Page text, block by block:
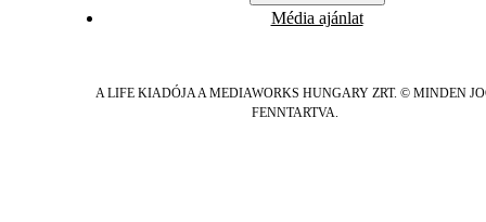
Média ajánlat
A LIFE KIADÓJA A MEDIAWORKS HUNGARY ZRT. © MINDEN
FENNTARTVA.